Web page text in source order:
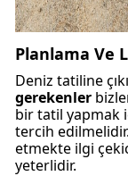
Planlama Ve
Deniz tatiline
gerekenler
bir tatil yapmak
tercih
etmekte ilgi
yeterlidir.